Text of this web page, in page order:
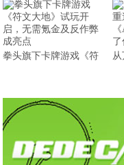
拳头旗下卡牌游戏《符